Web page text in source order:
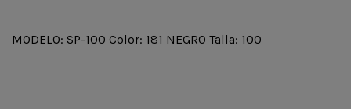
MODELO: SP-100 Color: 181 NEGRO Talla: 100